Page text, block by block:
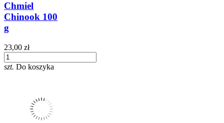
Chmiel
Chinook 100
g
23,00 zł
szt. Do koszyka